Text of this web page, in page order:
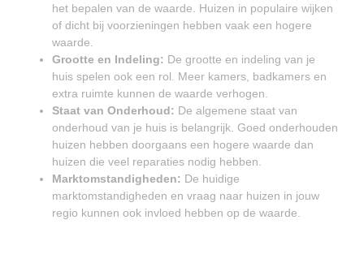
het bepalen van de waarde. Huizen in populaire wijken
of dicht bij voorzieningen hebben vaak een hogere
waarde.
Grootte en Indeling: De grootte en indeling van je
huis spelen ook een rol. Meer kamers, badkamers en
extra ruimte kunnen de waarde verhogen.
Staat van Onderhoud: De algemene staat van
onderhoud van je huis is belangrijk. Goed onderhouden
huizen hebben doorgaans een hogere waarde dan
huizen die veel reparaties nodig hebben.
Marktomstandigheden: De huidige
marktomstandigheden en vraag naar huizen in jouw
regio kunnen ook invloed hebben op de waarde.